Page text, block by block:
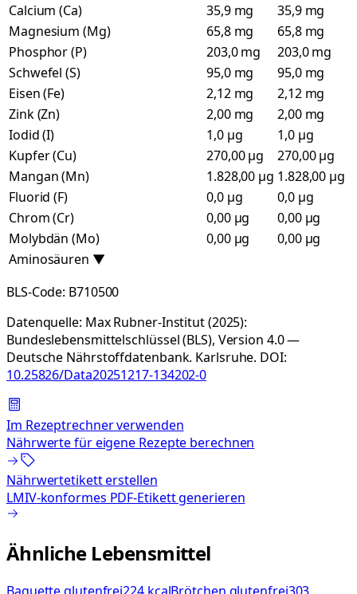
Calcium (Ca)
35,9 mg
35,9 mg
Magnesium (Mg)
65,8 mg
65,8 mg
Phosphor (P)
203,0 mg
203,0 mg
Schwefel (S)
95,0 mg
95,0 mg
Eisen (Fe)
2,12 mg
2,12 mg
Zink (Zn)
2,00 mg
2,00 mg
Iodid (I)
1,0 µg
1,0 µg
Kupfer (Cu)
270,00 µg
270,00 µg
Mangan (Mn)
1.828,00 µg 1.828,00 µg
Fluorid (F)
0,0 µg
0,0 µg
Chrom (Cr)
0,00 µg
0,00 µg
Molybdän (Mo)
0,00 µg
0,00 µg
Aminosäuren ▼
BLS-Code: B710500
Datenquelle: Max Rubner-Institut (2025):
Bundeslebensmittelschlüssel (BLS), Version 4.0 —
Deutsche Nährstoffdatenbank. Karlsruhe. DOI:
10.25826/Data20251217-134202-0
Im Rezeptrechner verwenden
Nährwerte für eigene Rezepte berechnen
Nährwertetikett erstellen
LMIV-konformes PDF-Etikett generieren
Ähnliche Lebensmittel